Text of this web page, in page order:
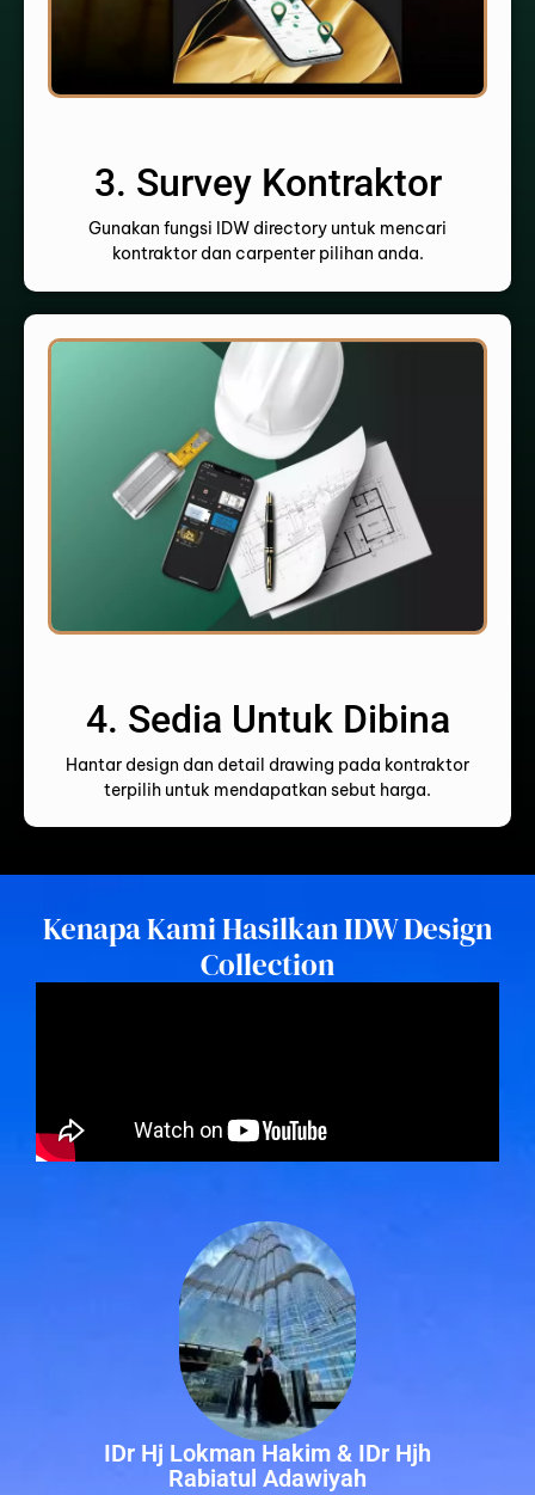
3. Survey Kontraktor
Gunakan fungsi IDW directory untuk mencari
kontraktor dan carpenter pilihan anda.
4. Sedia Untuk Dibina
Hantar design dan detail drawing pada kontraktor
terpilih untuk mendapatkan sebut harga.
Kenapa Kami Hasilkan IDW Design
Collection
IDr Hj Lokman Hakim & IDr Hjh
Rabiatul Adawiyah